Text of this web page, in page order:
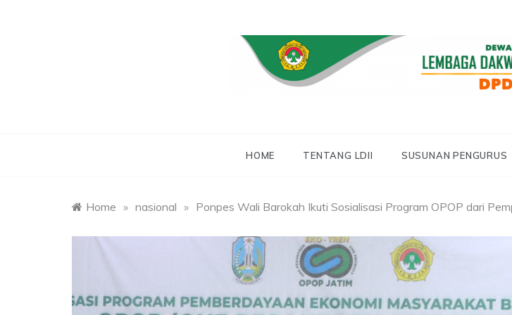
HOME TENTANG LDII SUSUNAN PENGURUS
Home » nasional » Ponpes Wali Barokah Ikuti Sosialisasi Program OPOP dari